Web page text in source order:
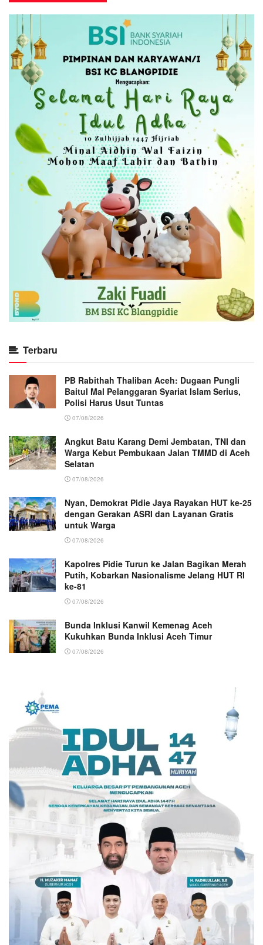
Terbaru
PB Rabithah Thaliban Aceh: Dugaan Pungli
Baitul Mal Pelanggaran Syariat Islam Serius,
Polisi Harus Usut Tuntas
07/08/2026
Angkut Batu Karang Demi Jembatan, TNI dan
Warga Kebut Pembukaan Jalan TMMD di Aceh
Selatan
07/08/2026
Nyan, Demokrat Pidie Jaya Rayakan HUT ke-25
dengan Gerakan ASRI dan Layanan Gratis
untuk Warga
07/08/2026
Kapolres Pidie Turun ke Jalan Bagikan Merah
Putih, Kobarkan Nasionalisme Jelang HUT RI
ke-81
07/08/2026
Bunda Inklusi Kanwil Kemenag Aceh
Kukuhkan Bunda Inklusi Aceh Timur
07/08/2026